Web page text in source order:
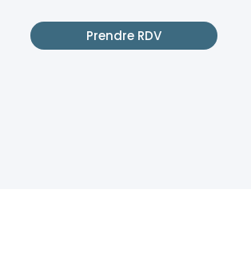
Prendre RDV